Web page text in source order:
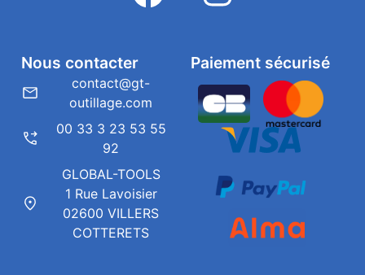
Paiement sécurisé
Nous contacter
contact@gt-
outillage.com
00 33 3 23 53 55
92
GLOBAL-TOOLS
1 Rue Lavoisier
02600 VILLERS
COTTERETS